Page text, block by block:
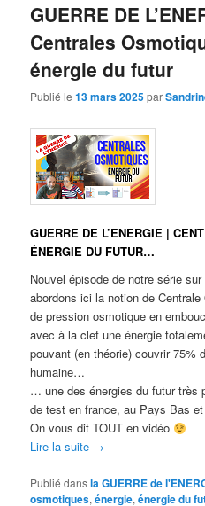
GUERRE DE
Centrales
énergie du futur
Publié le13 mars 2025par
GUERRE DE L’ENERGIE |
ÉNERGIE DU FUTUR…
Nouvel épisode de notre série
abordons ici la notion de
de pression osmotique en
avec à la clef une énergie
pouvant (en théorie) couvrir 75%
humaine…
… une des énergies du futur très
de test en france, au Pays Bas
On vous dit TOUT en vidéo
Lire la suite →
Publié dansla GUERRE de
osmotiques,énergie,énergie du